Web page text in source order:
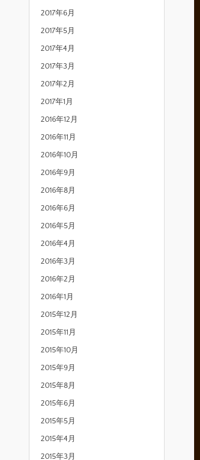
2017年6月
2017年5月
2017年4月
2017年3月
2017年2月
2017年1月
2016年12月
2016年11月
2016年10月
2016年9月
2016年8月
2016年6月
2016年5月
2016年4月
2016年3月
2016年2月
2016年1月
2015年12月
2015年11月
2015年10月
2015年9月
2015年8月
2015年6月
2015年5月
2015年4月
2015年3月